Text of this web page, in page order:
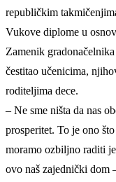
republičkim
Vukove diplome u
Zamenik
čestitao učenicima,
roditeljima dece.
– Ne sme ništa da nas
prosperitet. To je ono
moramo ozbiljno raditi
ovo naš zajednički dom